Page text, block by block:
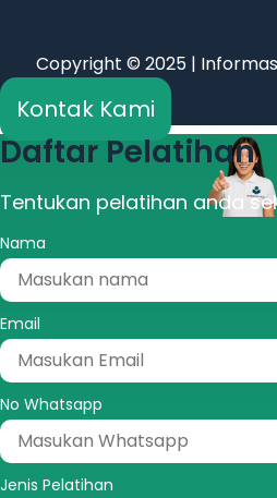
Copyright © 2025 |
Kontak Kami
Daftar Pelatihan
Tentukan pelatihan anda
Nama
Email
No Whatsapp
Jenis Pelatihan